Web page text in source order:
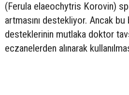
(Ferula elaeochytris Korovin)
artmasını destekliyor. Ancak
desteklerinin mutlaka doktor
eczanelerden alınarak